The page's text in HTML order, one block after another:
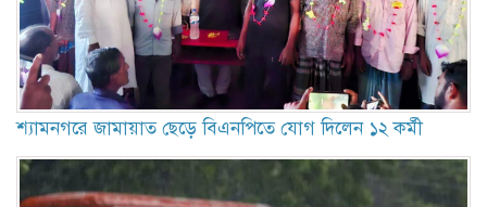
শ্যামনগরে জামায়াত ছেড়ে বিএনপিতে যোগ দিলেন ১২ কর্মী